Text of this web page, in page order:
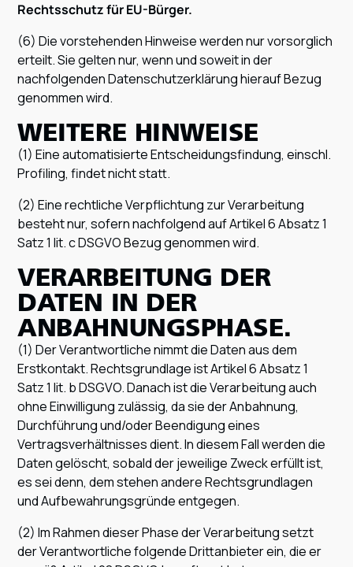
Rechtsschutz für EU-Bürger.
(6) Die vorstehenden Hinweise werden nur vorsorglich
erteilt. Sie gelten nur, wenn und soweit in der
nachfolgenden Datenschutzerklärung hierauf Bezug
genommen wird.
WEITERE HINWEISE
(1) Eine automatisierte Entscheidungsfindung, einschl.
Profiling, findet nicht statt.
(2) Eine rechtliche Verpflichtung zur Verarbeitung
besteht nur, sofern nachfolgend auf Artikel 6 Absatz 1
Satz 1 lit. c DSGVO Bezug genommen wird.
VERARBEITUNG DER
DATEN IN DER
ANBAHNUNGSPHASE.
(1) Der Verantwortliche nimmt die Daten aus dem
Erstkontakt. Rechtsgrundlage ist Artikel 6 Absatz 1
Satz 1 lit. b DSGVO. Danach ist die Verarbeitung auch
ohne Einwilligung zulässig, da sie der Anbahnung,
Durchführung und/oder Beendigung eines
Vertragsverhältnisses dient. In diesem Fall werden die
Daten gelöscht, sobald der jeweilige Zweck erfüllt ist,
es sei denn, dem stehen andere Rechtsgrundlagen
und Aufbewahrungsgründe entgegen.
(2) Im Rahmen dieser Phase der Verarbeitung setzt
der Verantwortliche folgende Drittanbieter ein, die er